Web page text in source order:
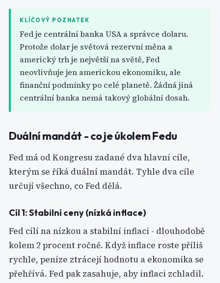
KLÍČOVÝ POZNATEK
Fed je centrální banka USA a správce dolaru.
Protože dolar je světová rezervní měna a
americký trh je největší na světě, Fed
neovlivňuje jen americkou ekonomiku, ale
finanční podmínky po celé planetě. Žádná jiná
centrální banka nemá takový globální dosah.
Duální mandát - co je úkolem Fedu
Fed má od Kongresu zadané dva hlavní cíle,
kterým se říká duální mandát. Tyhle dva cíle
určují všechno, co Fed dělá.
Cíl 1: Stabilní ceny (nízká inflace)
Fed cílí na nízkou a stabilní inflaci - dlouhodobě
kolem 2 procent ročně. Když inflace roste příliš
rychle, peníze ztrácejí hodnotu a ekonomika se
přehřívá. Fed pak zasahuje, aby inflaci zchladil.